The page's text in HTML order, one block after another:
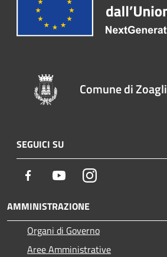
Comune di Zoagli
SEGUICI SU
Facebook YoutubeInstagram
AMMINISTRAZIONE
Organi di Governo
Aree Amministrative